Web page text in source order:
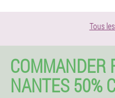
Tous
COMMANDER
NANTES 50%